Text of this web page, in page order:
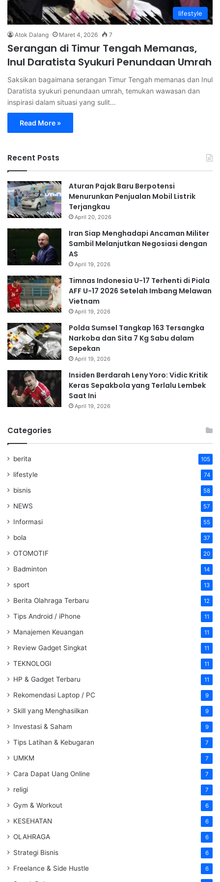
lifestyle
Atok Dalang Maret 4, 2026 7
Serangan di Timur Tengah Memanas,
Inul Daratista Syukuri Penundaan Umrah
Saksikan bagaimana serangan Timur Tengah memanas dan Inul
Daratista syukuri penundaan umrah, temukan wawasan dan
inspirasi dalam situasi yang sulit…
Read More »
Recent Posts
Aturan Pajak Baru Berpotensi
Menurunkan Penjualan Mobil Listrik
Terjangkau
April 20, 2026
Iran Siap Menghadapi Ancaman Militer
Sambil Melanjutkan Negosiasi dengan
AS
April 19, 2026
Timnas Indonesia U-17 Terhenti di Piala
AFF U-17 2026 Setelah Imbang Melawan
Vietnam
April 19, 2026
Polda Sumsel Tangkap 163 Tersangka
Narkoba dan Sita 7 Kg Sabu dalam
Sepekan
April 19, 2026
Insiden Berdarah Leny Yoro: Vidic Kritik
Keras Sepakbola yang Terlalu Lembek
Saat Ini
April 19, 2026
Categories
berita 105
lifestyle 74
bisnis 58
NEWS 57
Informasi 55
bola 37
OTOMOTIF 20
Badminton 14
sport 13
Berita Olahraga Terbaru 12
Tips Android / iPhone 11
Manajemen Keuangan 11
Review Gadget Singkat 11
TEKNOLOGI 11
HP & Gadget Terbaru 11
Rekomendasi Laptop / PC 9
Skill yang Menghasilkan 9
Investasi & Saham 9
Tips Latihan & Kebugaran 7
UMKM 7
Cara Dapat Uang Online 7
religi 7
Gym & Workout 6
KESEHATAN 6
OLAHRAGA 6
Strategi Bisnis 6
Freelance & Side Hustle 6